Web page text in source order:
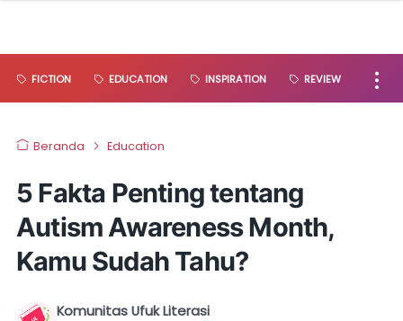
FICTION EDUCATION INSPIRATION REVIEW
Beranda Education
5 Fakta Penting tentang
Autism Awareness Month,
Kamu Sudah Tahu?
Komunitas Ufuk Literasi